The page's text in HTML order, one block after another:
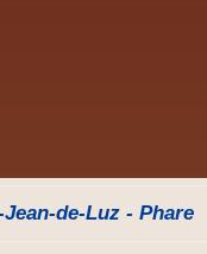
de-Luz - Phare